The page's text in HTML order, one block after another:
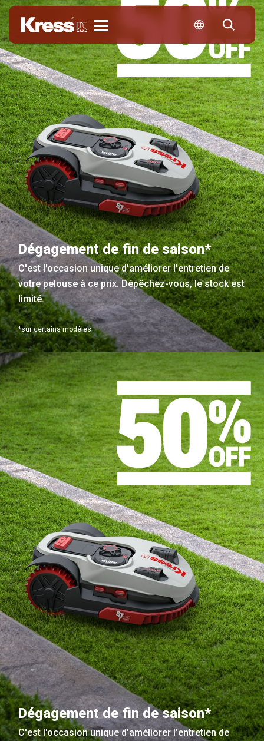
Dégagement de fin de saison*
C'est l'occasion unique d'améliorer l'entretien de
votre pelouse à ce prix. Dépêchez-vous, le stock est
limité.
*sur certains modèles
Dégagement de fin de saison*
C'est l'occasion unique d'améliorer l'entretien de